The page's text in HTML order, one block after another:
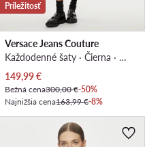
Príležitosť
Versace Jeans Couture
Každodenné šaty · Čierna · Midi
Aktuálna cena
149,99€
Bežná cena300,00 €-50%
Najnižšia cena163,99 €-8%